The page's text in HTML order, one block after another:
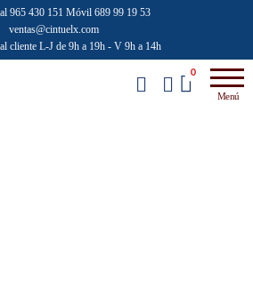
965 430 151 Móvil 689 99 19 53
ventas@cintuelx.com
cliente L-J de 9h a 19h - V 9h a 14h
0
Menú